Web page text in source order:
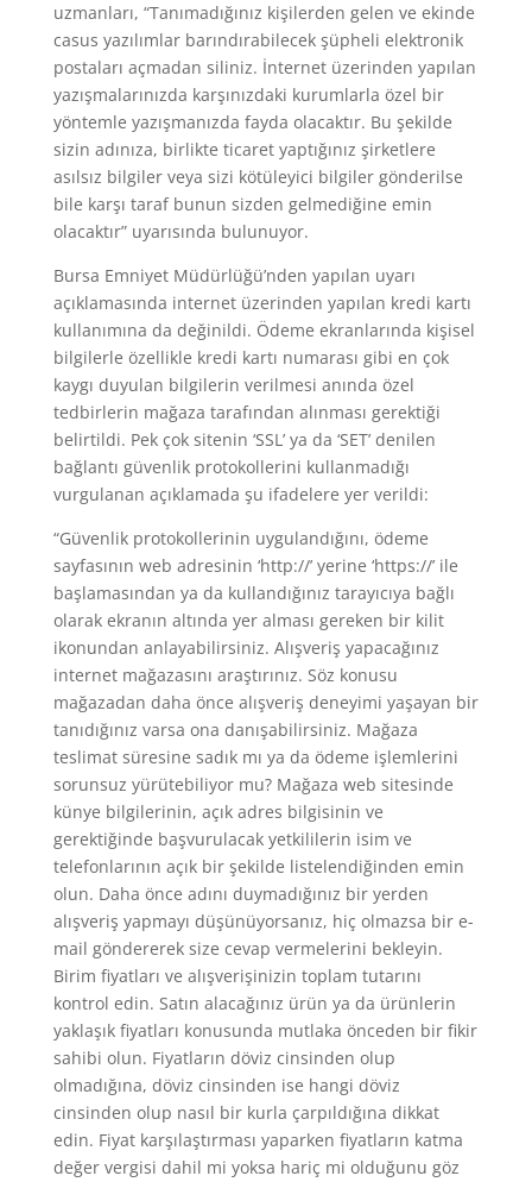
uzmanları, “Tanımadığınız kişilerden gelen ve ekinde
casus yazılımlar barındırabilecek şüpheli elektronik
postaları açmadan siliniz. İnternet üzerinden yapılan
yazışmalarınızda karşınızdaki kurumlarla özel bir
yöntemle yazışmanızda fayda olacaktır. Bu şekilde
sizin adınıza, birlikte ticaret yaptığınız şirketlere
asılsız bilgiler veya sizi kötüleyici bilgiler gönderilse
bile karşı taraf bunun sizden gelmediğine emin
olacaktır” uyarısında bulunuyor.
Bursa Emniyet Müdürlüğü’nden yapılan uyarı
açıklamasında internet üzerinden yapılan kredi kartı
kullanımına da değinildi. Ödeme ekranlarında kişisel
bilgilerle özellikle kredi kartı numarası gibi en çok
kaygı duyulan bilgilerin verilmesi anında özel
tedbirlerin mağaza tarafından alınması gerektiği
belirtildi. Pek çok sitenin ‘SSL’ ya da ‘SET’ denilen
bağlantı güvenlik protokollerini kullanmadığı
vurgulanan açıklamada şu ifadelere yer verildi:
“Güvenlik protokollerinin uygulandığını, ödeme
sayfasının web adresinin ‘http://’ yerine ‘https://’ ile
başlamasından ya da kullandığınız tarayıcıya bağlı
olarak ekranın altında yer alması gereken bir kilit
ikonundan anlayabilirsiniz. Alışveriş yapacağınız
internet mağazasını araştırınız. Söz konusu
mağazadan daha önce alışveriş deneyimi yaşayan bir
tanıdığınız varsa ona danışabilirsiniz. Mağaza
teslimat süresine sadık mı ya da ödeme işlemlerini
sorunsuz yürütebiliyor mu? Mağaza web sitesinde
künye bilgilerinin, açık adres bilgisinin ve
gerektiğinde başvurulacak yetkililerin isim ve
telefonlarının açık bir şekilde listelendiğinden emin
olun. Daha önce adını duymadığınız bir yerden
alışveriş yapmayı düşünüyorsanız, hiç olmazsa bir e-
mail göndererek size cevap vermelerini bekleyin.
Birim fiyatları ve alışverişinizin toplam tutarını
kontrol edin. Satın alacağınız ürün ya da ürünlerin
yaklaşık fiyatları konusunda mutlaka önceden bir fikir
sahibi olun. Fiyatların döviz cinsinden olup
olmadığına, döviz cinsinden ise hangi döviz
cinsinden olup nasıl bir kurla çarpıldığına dikkat
edin. Fiyat karşılaştırması yaparken fiyatların katma
değer vergisi dahil mi yoksa hariç mi olduğunu göz